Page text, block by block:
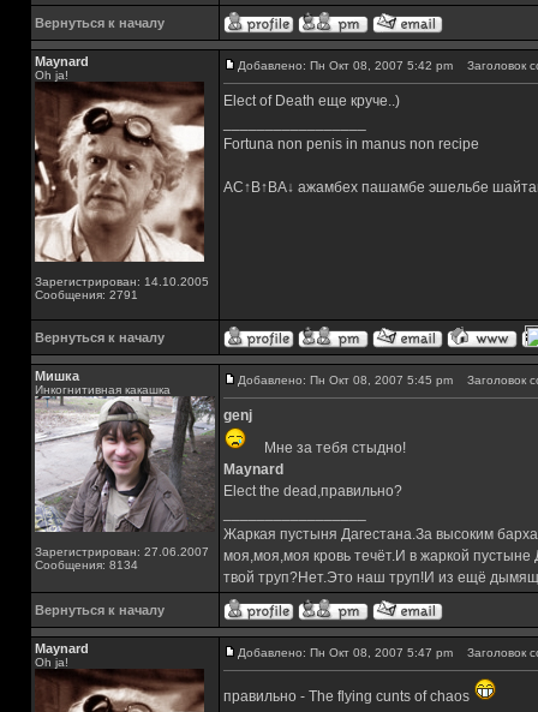
Вернуться к началу
Maynard
Oh ja!
Зарегистрирован: 14.10.2005
Сообщения: 2791
Добавлено: Пн Окт 08, 2007 5:42 pm Заголовок
Elect of Death еще круче..)
Fortuna non penis in manus non recipe
AC↑B↑BA↓ ажамбех пашамбе эшельбе
Вернуться к началу
Мишка
Инкогнитивная какашка
Зарегистрирован: 27.06.2007
Сообщения: 8134
Добавлено: Пн Окт 08, 2007 5:45 pm Заголовок
genj
Мне за тебя стыдно!
Maynard
Elect the dead,правильно?
Жаркая пустыня Дагестана.За высоким
моя,моя,моя кровь течёт.И в жаркой
твой труп?Нет.Это наш труп!И из ещё
Вернуться к началу
Maynard
Oh ja!
Добавлено: Пн Окт 08, 2007 5:47 pm Заголовок
правильно - The flying cunts of chaos